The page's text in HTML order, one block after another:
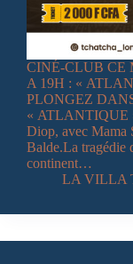
CINÉ-CLUB CE
A 19H : «
PLONGEZ
« ATLANTIQUE
Diop, avec Mama
Balde.La tragédie
continent…
LA VILLA